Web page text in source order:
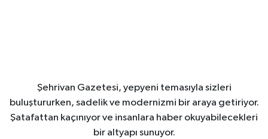
Şehrivan Gazetesi, yepyeni temasıyla sizleri
buluştururken, sadelik ve modernizmi bir araya getiriyor.
Şatafattan kaçınıyor ve insanlara haber okuyabilecekleri
bir altyapı sunuyor.